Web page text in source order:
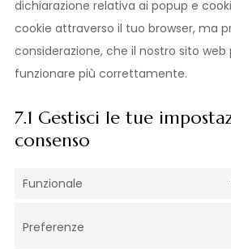
dichiarazione relativa ai popup e
cookie attraverso il tuo browser, ma
considerazione, che il nostro sito
funzionare più correttamente.
7.1 Gestisci le tue
consenso
Funzionale
Preferenze